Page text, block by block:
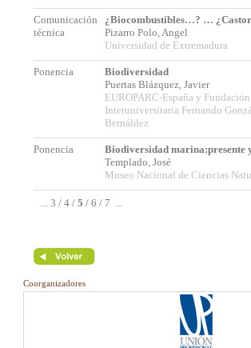
Comunicación
técnica
¿Biocombustibles…? …
Pizarro Polo, Angel
Universidad de Extremadura
Ponencia
Biodiversidad
Puertas Blázquez, Javier
EUROPARC-España y Fundación
Interuniversitaria Fernando
Bernáldez
Ponencia
Biodiversidad marina:presente
Templado, José
Museo Nacional de Ciencias
... 3 / 4 / 5 / 6 / 7 ...
Coorganizadores